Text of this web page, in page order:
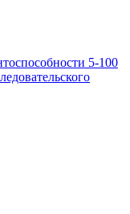
5-100